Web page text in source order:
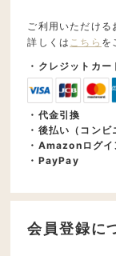
ご利用いただける
詳しくは こちら を
・クレジットカー
・代金引換
・後払い（コン
・Amazonログイ
・PayPay
会員登録に